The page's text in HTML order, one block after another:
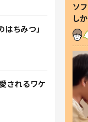
ちみつ」
されるワケ
ソ
し
察
す！